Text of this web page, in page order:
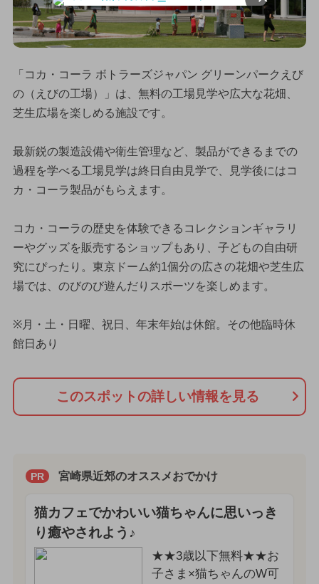
「コカ・コーラ ボトラーズジャパン グリーンパークえび
の（えびの工場）」は、無料の工場見学や広大な花畑、
芝生広場を楽しめる施設です。
最新鋭の製造設備や衛生管理など、製品ができるまでの
過程を学べる工場見学は終日自由見学で、見学後にはコ
カ・コーラ製品がもらえます。
コカ・コーラの歴史を体験できるコレクションギャラリ
ーやグッズを販売するショップもあり、子どもの自由研
究にぴったり。東京ドーム約1個分の広さの花畑や芝生広
場では、のびのび遊んだりスポーツを楽しめます。
※月・土・日曜、祝日、年末年始は休館。その他臨時休
館日あり
このスポットの詳しい情報を見る
PR 宮崎県近郊のオススメおでかけ
猫カフェでかわいい猫ちゃんに思いっき
り癒やされよう♪
★★3歳以下無料★★お
子さま×猫ちゃんのW可